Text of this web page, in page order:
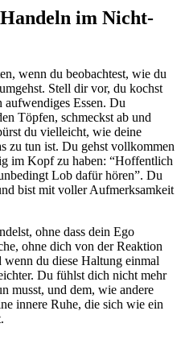
im Nicht-
wenn du beobachtest, wie du
Stell dir vor, du kochst
Essen. Du
Töpfen, schmeckst ab und
du vielleicht, wie deine
zu tun ist. Du gehst vollkommen
im Kopf zu haben: “Hoffentlich
Lob dafür hören”. Du
bist mit voller Aufmerksamkeit
ohne dass dein Ego
ohne dich von der Reaktion
wenn du diese Haltung einmal
Du fühlst dich nicht mehr
musst, und dem, wie andere
innere Ruhe, die sich wie ein